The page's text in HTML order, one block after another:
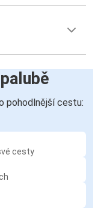
pohodlnější cestu:
cesty